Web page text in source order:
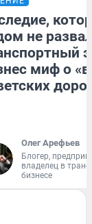
не
миф о
Олег Арефьев
Блогер,
владелец в
бизнесе